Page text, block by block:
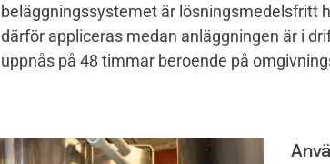
beläggningssystemet är lösningsmedelsfritt
därför appliceras medan anläggningen är i
uppnås på 48 timmar beroende på